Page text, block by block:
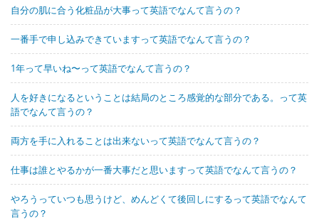
自分の肌に合う化粧品が大事って英語でなんて言うの？
一番手で申し込みできていますって英語でなんて言うの？
1年って早いね〜って英語でなんて言うの？
人を好きになるということは結局のところ感覚的な部分である。って英
語でなんて言うの？
両方を手に入れることは出来ないって英語でなんて言うの？
仕事は誰とやるかが一番大事だと思いますって英語でなんて言うの？
やろうっていつも思うけど、めんどくて後回しにするって英語でなんて
言うの？